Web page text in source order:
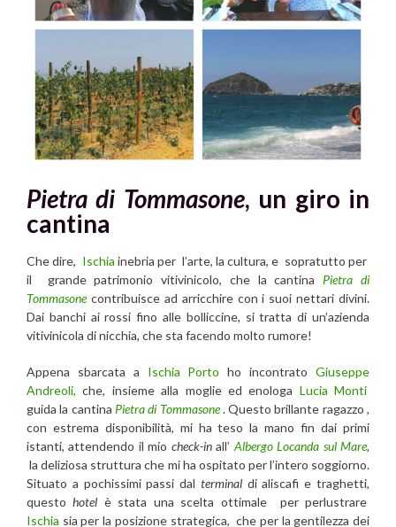
Pietra di Tommasone, un giro in
cantina
Che dire, Ischia inebria per l’arte, la cultura, e sopratutto per
il grande patrimonio vitivinicolo, che la cantina Pietra di
Tommasone contribuisce ad arricchire con i suoi nettari divini.
Dai banchi ai rossi fino alle bolliccine, si tratta di un’azienda
vitivinicola di nicchia, che sta facendo molto rumore!
Appena sbarcata a Ischia Porto ho incontratoGiuseppe
Andreoli,che, insieme alla moglie ed enologa Lucia Monti
guida la cantina Pietra di Tommasone. Questo brillante ragazzo ,
con estrema disponibilità, mi ha teso la mano fin dai primi
istanti, attendendo il mio check-inall’ Albergo Locanda sul Mare,
la deliziosa struttura che mi ha ospitato per l’intero soggiorno.
Situato a pochissimi passi dal terminaldi aliscafi e traghetti,
questohotel è stata una scelta ottimale per perlustrare
Ischia sia per la posizione strategica, che per la gentilezza dei